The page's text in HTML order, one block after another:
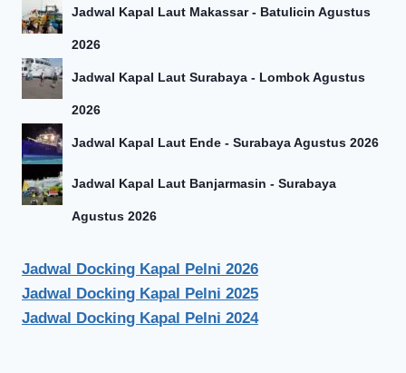
Jadwal Kapal Laut Makassar - Batulicin Agustus
2026
Jadwal Kapal Laut Surabaya - Lombok Agustus
2026
Jadwal Kapal Laut Ende - Surabaya Agustus 2026
Jadwal Kapal Laut Banjarmasin - Surabaya
Agustus 2026
Jadwal Docking Kapal Pelni 2026
Jadwal Docking Kapal Pelni 2025
Jadwal Docking Kapal Pelni 2024